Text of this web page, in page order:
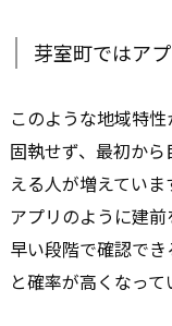
芽室町ではア
このような地域特
固執せず、最初か
える人が増えていま
アプリのように建
早い段階で確認で
と確率が高くなって